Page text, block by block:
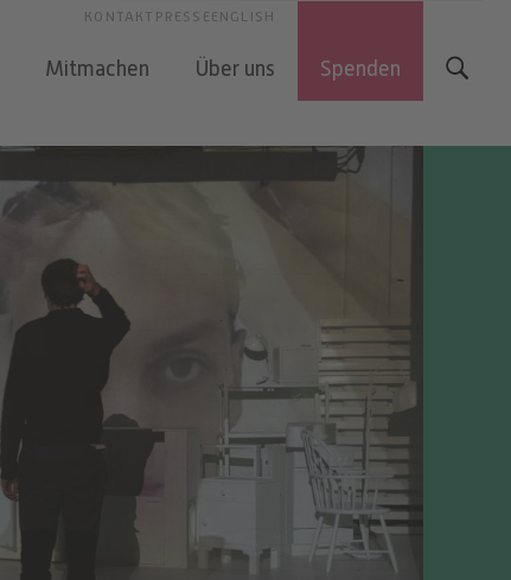
Mitmachen Über uns Spenden
KONTAKT PRESSE ENGLISH